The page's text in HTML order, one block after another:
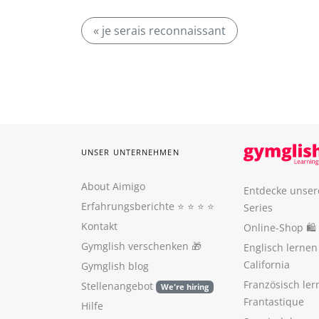
« je serais reconnaissant
UNSER UNTERNEHMEN
About Aimigo
Erfahrungsberichte ⭐️ ⭐️ ⭐️ ⭐️
Kontakt
Gymglish verschenken 🎁
Gymglish blog
Stellenangebot
We're hiring
Hilfe
Entdecke
Series
Online-Shop 🛍
Englisch
California
Französisch
Frantastique